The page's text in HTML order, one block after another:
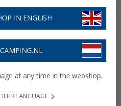
IN ENGLISH
at any time in the webshop.
LANGUAGE